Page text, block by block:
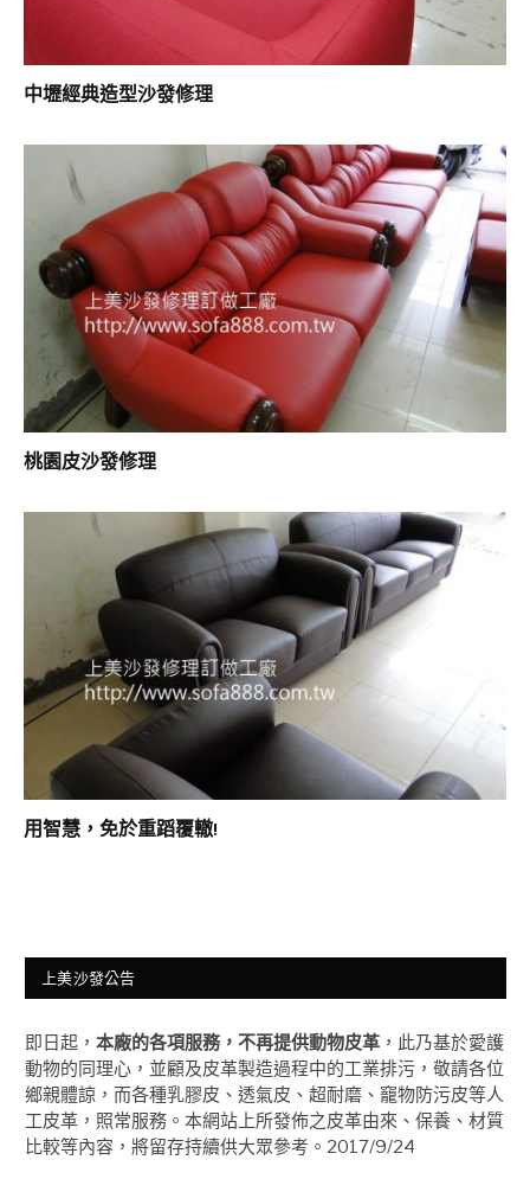
中壢經典造型沙發修理
桃園皮沙發修理
用智慧，免於重蹈覆轍!
上美沙發公告
即日起， 本廠的各項服務，不再提供動物皮革 ，此乃基於愛護
動物的同理心，並顧及皮革製造過程中的工業排污，敬請各位
鄉親體諒，而各種乳膠皮、透氣皮、超耐磨、竉物防污皮等人
工皮革，照常服務。本網站上所發佈之皮革由來、保養、材質
比較等內容，將留存持續供大眾參考。2017/9/24